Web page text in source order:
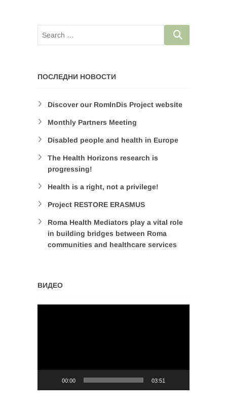
ПОСЛЕДНИ НОВОСТИ
Discover our RomInDis Project website
Monthly Partners Meeting
Disabled people and health in Europe
The Health Horizons research is
progressing!
Health is a right, not a privilege!
Project RESTORE ERASMUS
Roma Health Mediators play a vital role
in building bridges between Roma
communities and healthcare services
ВИДЕО
00:00 03:51